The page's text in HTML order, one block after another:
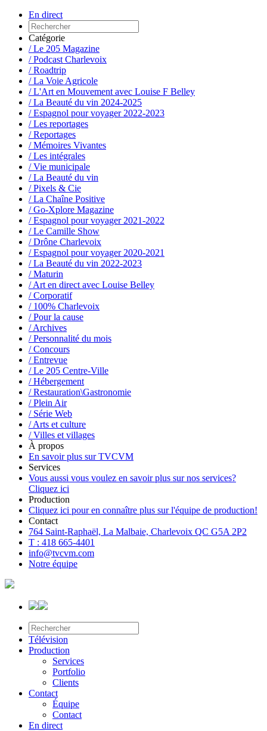
En direct
Catégorie
/ Le 205 Magazine
/ Podcast Charlevoix
/ Roadtrip
/ La Voie Agricole
/ L'Art en Mouvement avec Louise F Belley
/ La Beauté du vin 2024-2025
/ Espagnol pour voyager 2022-2023
/ Les reportages
/ Reportages
/ Mémoires Vivantes
/ Les intégrales
/ Vie municipale
/ La Beauté du vin
/ Pixels & Cie
/ La Chaîne Positive
/ Go-Xplore Magazine
/ Espagnol pour voyager 2021-2022
/ Le Camille Show
/ Drône Charlevoix
/ Espagnol pour voyager 2020-2021
/ La Beauté du vin 2022-2023
/ Maturin
/ Art en direct avec Louise Belley
/ Corporatif
/ 100% Charlevoix
/ Pour la cause
/ Archives
/ Personnalité du mois
/ Concours
/ Entrevue
/ Le 205 Centre-Ville
/ Hébergement
/ Restauration\Gastronomie
/ Plein Air
/ Série Web
/ Arts et culture
/ Villes et villages
À propos
En savoir plus sur TVCVM
Services
Vous aussi vous voulez en savoir plus sur nos services?
Cliquez ici
Production
Cliquez ici pour en connaître plus sur l'équipe de production!
Contact
764 Saint-Raphaël, La Malbaie, Charlevoix QC G5A 2P2
T : 418 665-4401
info@tvcvm.com
Notre équipe
Télévision
Production
Services
Portfolio
Clients
Contact
Équipe
Contact
En direct